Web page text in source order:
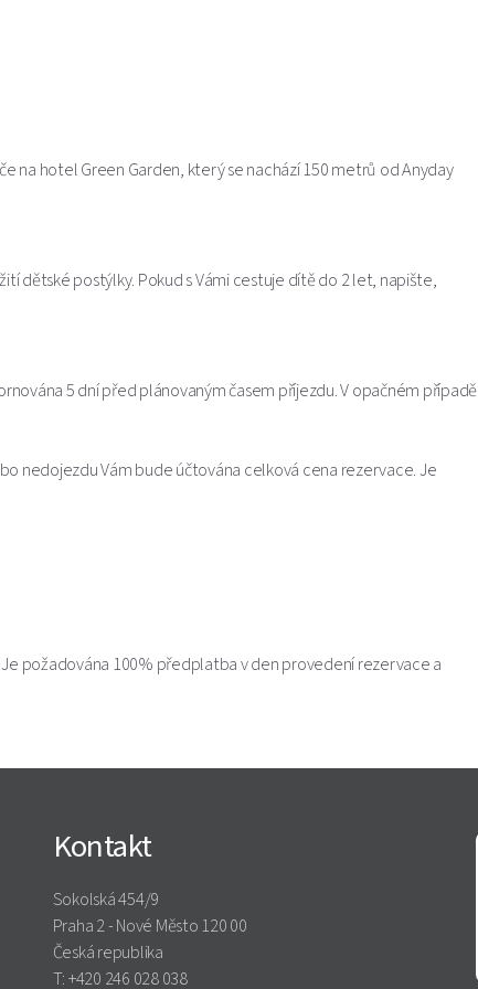
na hotel Green Garden, který se nachází 150 metrů od Anyday
dětské postýlky. Pokud s Vámi cestuje dítě do 2 let, napište,
5 dní před plánovaným časem příjezdu. V opačném případě
nedojezdu Vám bude účtována celková cena rezervace. Je
Je požadována 100% předplatba v den provedení rezervace a
Kontakt
Sokolská 454/9
Praha 2 - Nové Město 120 00
Česká republika
T:+420 246 028 038